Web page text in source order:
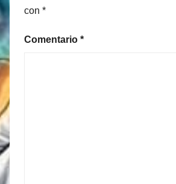
con *
Comentario *